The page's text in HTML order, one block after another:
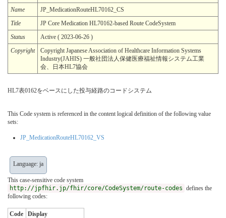
Name
JP_MedicationRouteHL70162_CS
Title
JP Core Medication HL70162-based Route CodeSystem
Status
Active ( 2023-06-26 )
Copyright
Copyright Japanese Association of Healthcare Information Systems
Industry(JAHIS) 一般社団法人保健医療福祉情報システム工業
会、日本HL7協会
HL7表0162をベースにした投与経路のコードシステム
This Code system is referenced in the content logical definition of the following value
sets:
JP_MedicationRouteHL70162_VS
Language: ja
This case-sensitive code system
http://jpfhir.jp/fhir/core/CodeSystem/route-codes defines the
following codes:
Code
Display